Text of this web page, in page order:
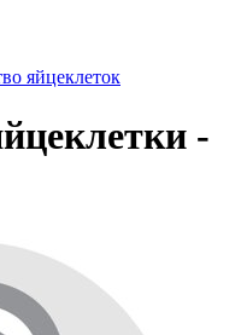
яйцеклеток
-